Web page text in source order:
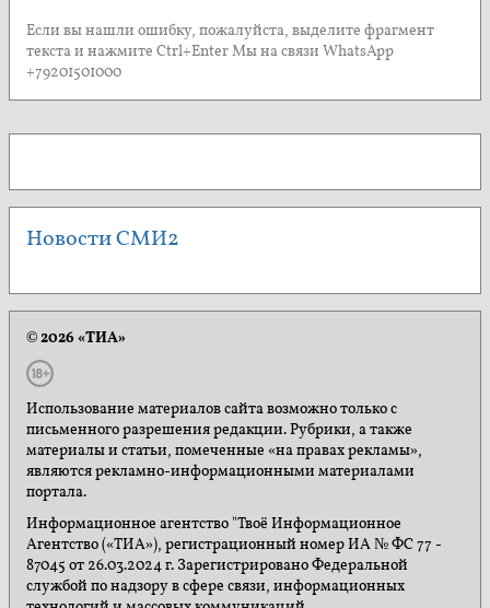
Если вы нашли ошибку, пожалуйста, выделите фрагмент
текста и нажмите Ctrl+Enter Мы на связи WhatsApp
+79201501000
Новости СМИ2
© 2026 «ТИА»
Использование материалов сайта возможно только с
письменного разрешения редакции. Рубрики, а также
материалы и статьи, помеченные «на правах рекламы»,
являются рекламно-информационными материалами
портала.
Информационное агентство "Твоё Информационное
Агентство («ТИА»), регистрационный номер ИА № ФС 77 -
87045 от 26.03.2024 г. Зарегистрировано Федеральной
службой по надзору в сфере связи, информационных